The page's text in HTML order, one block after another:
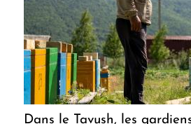
Dans le Tavush, les